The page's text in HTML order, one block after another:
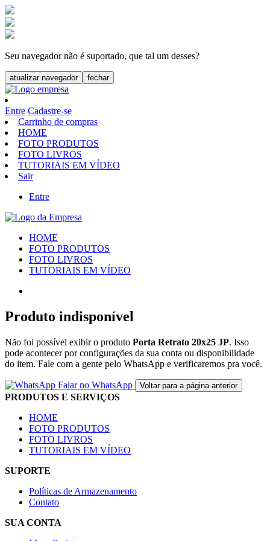
Seu navegador não é suportado, que tal um desses?
atualizar navegador fechar
Entre Cadastre-se
Carrinho de compras
HOME
FOTO PRODUTOS
FOTO LIVROS
TUTORIAIS EM VÍDEO
Sair
Entre
HOME
FOTO PRODUTOS
FOTO LIVROS
TUTORIAIS EM VÍDEO
Produto indisponível
Não foi possível exibir o produto Porta Retrato 20x25 JP. Isso
pode acontecer por configurações da sua conta ou disponibilidade
do item. Fale com a gente pelo WhatsApp e verificaremos pra você.
Falar no WhatsApp Voltar para a página anterior
PRODUTOS E SERVIÇOS
HOME
FOTO PRODUTOS
FOTO LIVROS
TUTORIAIS EM VÍDEO
SUPORTE
Políticas de Armazenamento
Contato
SUA CONTA